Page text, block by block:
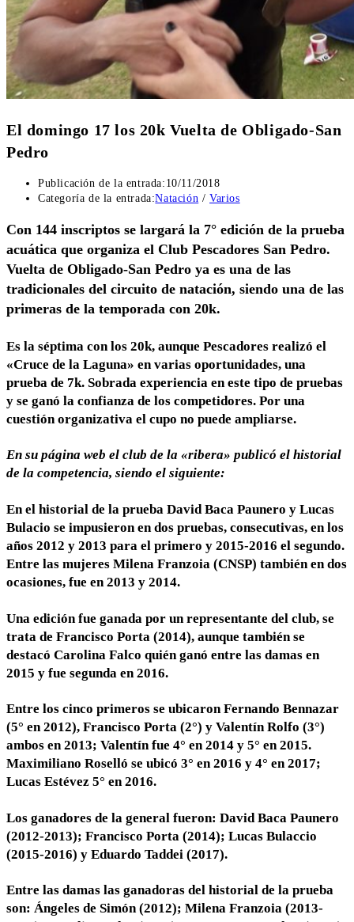
El domingo 17 los 20k Vuelta de Obligado-San
Pedro
Publicación de la entrada: 10/11/2018
Categoría de la entrada:Natación / Varios
Con 144 inscriptos se largará la 7° edición de la prueba
acuática que organiza el Club Pescadores San Pedro.
Vuelta de Obligado-San Pedro ya es una de las
tradicionales del circuito de natación, siendo una de las
primeras de la temporada con 20k.
Es la séptima con los 20k, aunque Pescadores realizó el
«Cruce de la Laguna» en varias oportunidades, una
prueba de 7k. Sobrada experiencia en este tipo de pruebas
y se ganó la confianza de los competidores. Por una
cuestión organizativa el cupo no puede ampliarse.
En su página web el club de la «ribera» publicó el historial
de la competencia, siendo el siguiente:
En el historial de la prueba David Baca Paunero y Lucas
Bulacio se impusieron en dos pruebas, consecutivas, en los
años 2012 y 2013 para el primero y 2015-2016 el segundo.
Entre las mujeres Milena Franzoia (CNSP) también en dos
ocasiones, fue en 2013 y 2014.
Una edición fue ganada por un representante del club, se
trata de Francisco Porta (2014), aunque también se
destacó Carolina Falco quién ganó entre las damas en
2015 y fue segunda en 2016.
Entre los cinco primeros se ubicaron Fernando Bennazar
(5° en 2012), Francisco Porta (2°) y Valentín Rolfo (3°)
ambos en 2013; Valentín fue 4° en 2014 y 5° en 2015.
Maximiliano Roselló se ubicó 3° en 2016 y 4° en 2017;
Lucas Estévez 5° en 2016.
Los ganadores de la general fueron: David Baca Paunero
(2012-2013); Francisco Porta (2014); Lucas Bulaccio
(2015-2016) y Eduardo Taddei (2017).
Entre las damas las ganadoras del historial de la prueba
son: Ángeles de Simón (2012); Milena Franzoia (2013-